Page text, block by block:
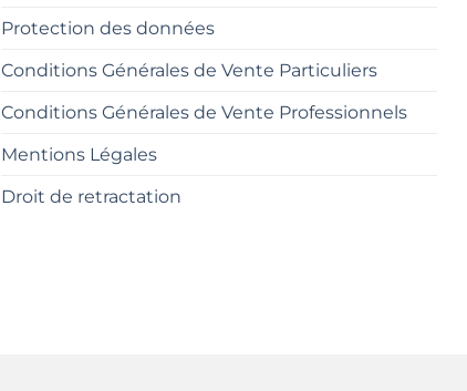
Protection des données
Conditions Générales de Vente Particuliers
Conditions Générales de Vente Professionnels
Mentions Légales
Droit de retractation